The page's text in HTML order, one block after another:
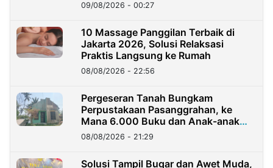
09/08/2026 - 00:27
10 Massage Panggilan Terbaik di
Jakarta 2026, Solusi Relaksasi
Praktis Langsung ke Rumah
08/08/2026 - 22:56
Pergeseran Tanah Bungkam
Perpustakaan Pasanggrahan, ke
Mana 6.000 Buku dan Anak-anak
Kini?
08/08/2026 - 21:29
Solusi Tampil Bugar dan Awet Muda,